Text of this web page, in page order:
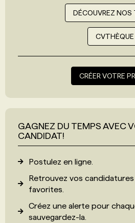
DÉCOUVREZ NOS
CVTHÈQUE
CRÉER VOTRE
GAGNEZ DU TEMPS AVEC
CANDIDAT!
Postulez en ligne.
Retrouvez vos
favorites.
Créez une alerte pour
sauvegardez-la.